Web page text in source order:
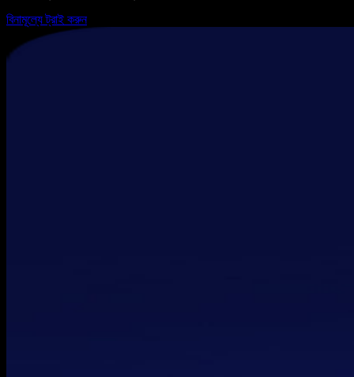
বিনামূল্যে ট্রাই করুন